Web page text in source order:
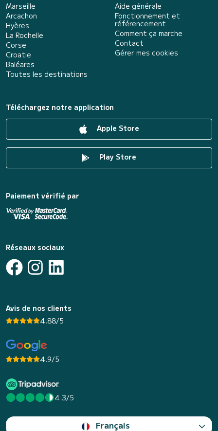
Marseille
Arcachon
Hyères
La Rochelle
Corse
Croatie
Baléares
Toutes les destinations
Aide générale
Fonctionnement et
référencement
Comment ça marche
Contact
Gérer mes cookies
Téléchargez notre application
Apple Store
Play Store
Paiement vérifié par
Réseaux sociaux
Avis de nos clients
4.88/5
4.9/5
4.3/5
Français